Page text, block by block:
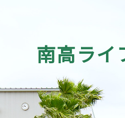
南高ライ